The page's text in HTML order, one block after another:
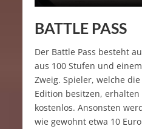
BATTLE PASS
Der Battle Pass besteht
aus 100 Stufen und
Zweig. Spieler, welche
Edition besitzen, erhalten
kostenlos. Ansonsten
wie gewohnt etwa 10